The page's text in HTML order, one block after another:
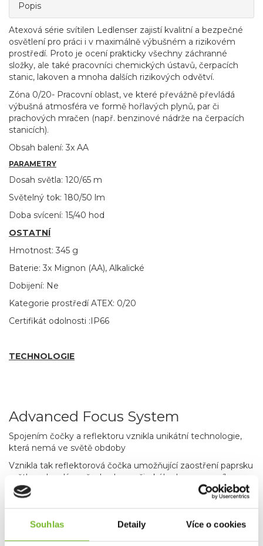
Souhlas Detaily Více o cookies
Popis
Atexová série svítilen Ledlenser zajistí kvalitní a bezpečné
osvětlení pro práci i v maximálně výbušném a rizikovém
prostředí. Proto je ocení prakticky všechny záchranné
složky, ale také pracovníci chemických ústavů, čerpacích
stanic, lakoven a mnoha dalších rizikových odvětví.
Zóna 0/20- Pracovní oblast, ve které převážně převládá
výbušná atmosféra ve formě hořlavých plynů, par či
prachových mračen (např. benzinové nádrže na čerpacích
stanicích).
Obsah balení: 3x AA
PARAMETRY
Dosah světla: 120/65 m
Světelný tok: 180/50 lm
Doba svícení: 15/40 hod
OSTATNÍ
Hmotnost: 345 g
Baterie: 3x Mignon (AA), Alkalické
Dobijení: Ne
Kategorie prostředí ATEX: 0/20
Certifikát odolnosti :IP66
TECHNOLOGIE
Advanced Focus System
Spojením čočky a reflektoru vznikla unikátní technologie,
která nemá ve světě obdoby
Vznikla tak reflektorová čočka umožňující zaostření paprsku
světla s plynulým přechodem z širokého homogenního
kruhu světla do ostrého svazku a naopak. Ostření se provádí
jednoduchým posunutím hlavy svítilny dopředu (zaostření)
na světě využívají principu lomu světla. Běžné svítilny pouze